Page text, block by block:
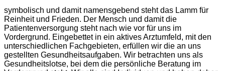
symbolisch und damit namensgebend steht das Lamm für
Reinheit und Frieden. Der Mensch und damit die
Patientenversorgung steht nach wie vor für uns im
Vordergrund. Eingebettet in ein aktives Arztumfeld, mit den
unterschiedlichen Fachgebieten, erfüllen wir die an uns
gestellten Gesundheitsaufgaben. Wir betrachten uns als
Gesundheitslotse, bei dem die persönliche Beratung im